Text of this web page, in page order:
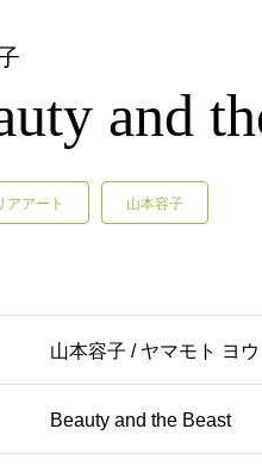
and
アアート 山本容子
山本容子 / ヤマモト ヨウ
Beauty and the Beast